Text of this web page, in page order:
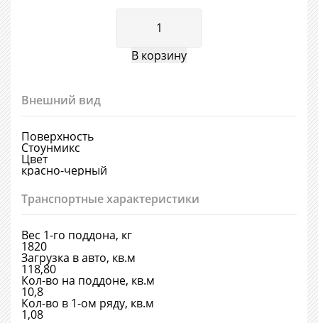
Внешний вид
Поверхность
Стоунмикс
Цвет
красно-черный
Транспортные характеристики
Вес 1-го поддона, кг
1820
Загрузка в авто, кв.м
118,80
Кол-во на поддоне, кв.м
10,8
Кол-во в 1-ом ряду, кв.м
1,08